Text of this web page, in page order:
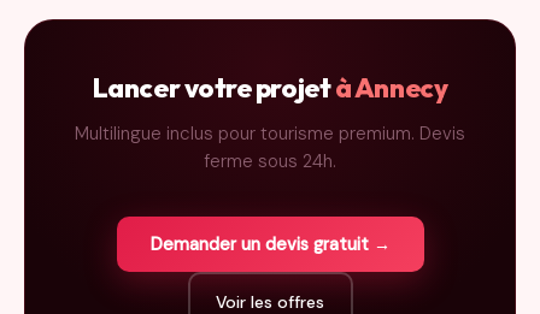
Lancer votre projetà Annecy
Multilingue inclus pour tourisme premium. Devis
ferme sous 24h.
Demander un devis gratuit →
Voir les offres